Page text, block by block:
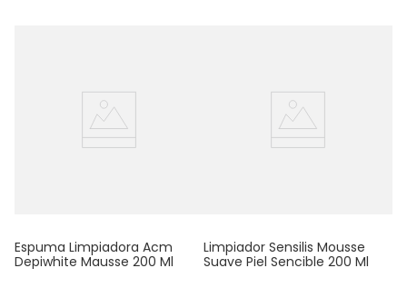
Espuma Limpiadora Acm
Depiwhite Mausse 200 Ml
Limpiador Sensilis Mousse
Suave Piel Sencible 200 Ml